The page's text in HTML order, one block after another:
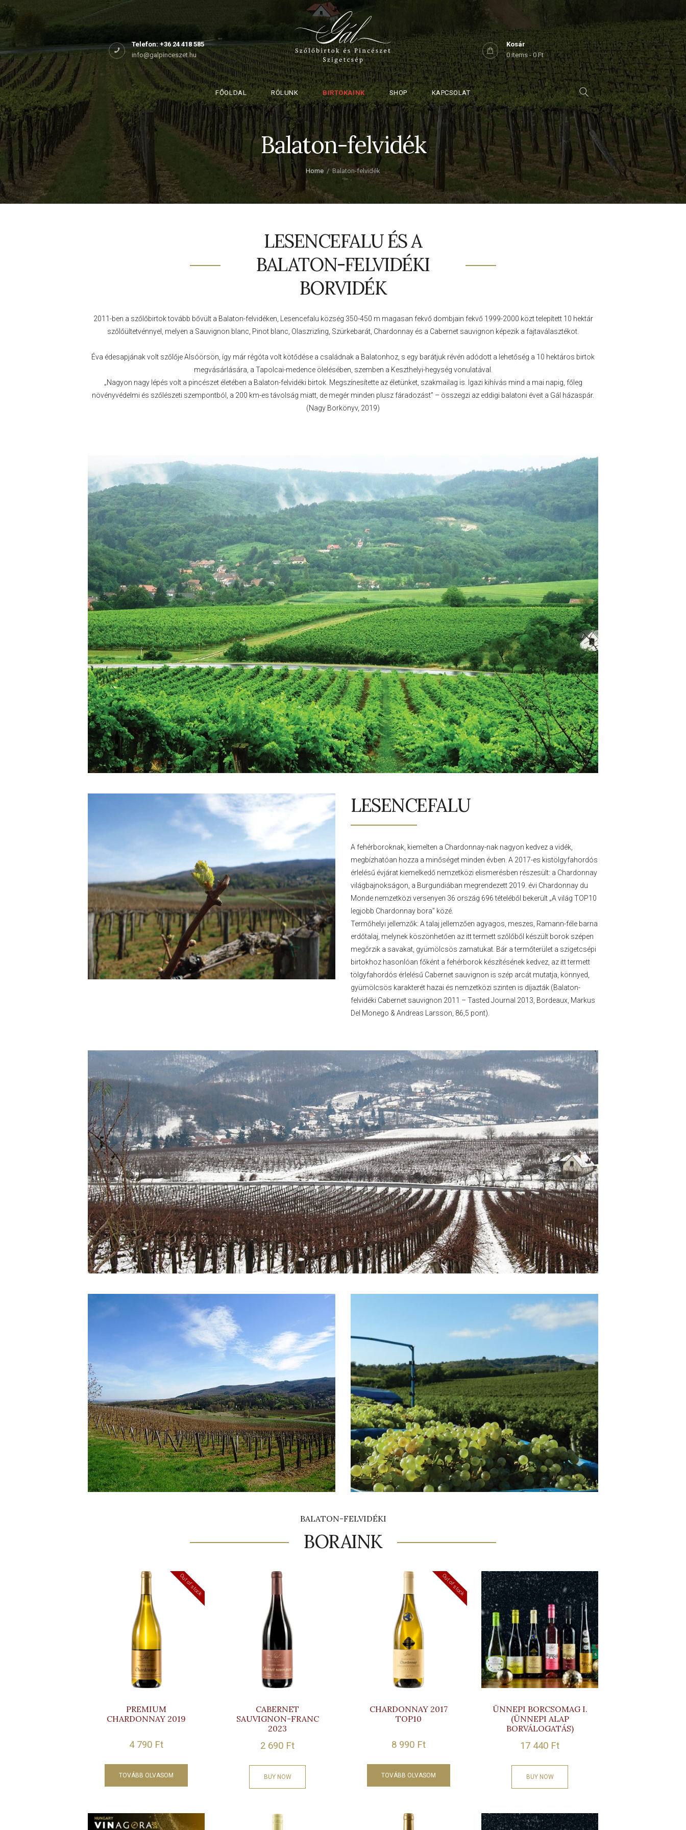
Telefon: +36 24 418 585
info@galpinceszet.hu
Kosár
0 items-0 Ft
FŐOLDAL RÓLUNK BIRTOKAINK SHOP KAPCSOLAT
Balaton-felvidék
Home Balaton-felvidék
Főoldal
Birtokaink
Shop
Kapcsolat
LESENCEFALU ÉS A
BALATON-FELVIDÉKI
BORVIDÉK
2011-ben a szőlőbirtok tovább bővült a Balaton-felvidéken, Lesencefalu község 350-450 m magasan fekvő dombjain fekvő 1999-2000 közt telepített 10 hektár
szőlőültetvénnyel, melyen a Sauvignon blanc, Pinot blanc, Olaszrizling, Szürkebarát, Chardonnay és a Cabernet sauvignon képezik a fajtaválasztékot.
Éva édesapjának volt szőlője Alsóörsön, így már régóta volt kötődése a családnak a Balatonhoz, s egy barátjuk révén adódott a lehetőség a 10 hektáros birtok
megvásárlására, a Tapolcai-medence ölelésében, szemben a Keszthelyi-hegység vonulatával.
„Nagyon nagy lépés volt a pincészet életében a Balaton-felvidéki birtok. Megszínesítette az életünket, szakmailag is. Igazi kihívás mind a mai napig, főleg
növényvédelmi és szőlészeti szempontból, a 200 km-es távolság miatt, de megér minden plusz fáradozást” – összegzi az eddigi balatoni éveit a Gál házaspár.
(Nagy Borkönyv, 2019)
LESENCEFALU
A fehérboroknak, kiemelten a Chardonnay-nak nagyon kedvez a vidék,
megbízhatóan hozza a minőséget minden évben. A 2017-es kistölgyfahordós
érlelésű évjárat kiemelkedő nemzetközi elismerésben részesült: a Chardonnay
világbajnokságon, a Burgundiában megrendezett 2019. évi Chardonnay du
Monde nemzetközi versenyen 36 ország 696 tételéből bekerült „A világ TOP10
legjobb Chardonnay bora” közé.
Termőhelyi jellemzők: A talaj jellemzően agyagos, meszes, Ramann-féle barna
erdőtalaj, melynek köszönhetően az itt termett szőlőből készült borok szépen
megőrzik a savakat, gyümölcsös zamatukat. Bár a termőterület a szigetcsépi
birtokhoz hasonlóan főként a fehérborok készítésének kedvez, az itt termett
tölgyfahordós érlelésű Cabernet sauvignon is szép arcát mutatja, könnyed,
gyümölcsös karakterét hazai és nemzetközi szinten is díjazták (Balaton-
felvidéki Cabernet sauvignon 2011 – Tasted Journal 2013, Bordeaux, Markus
Del Monego & Andreas Larsson, 86,5 pont).
BALATON-FELVIDÉKI
BORAINK
Out of stock
PREMIUM
CHARDONNAY 2019
4 790 Ft
TOVÁBB OLVASOM
CABERNET
SAUVIGNON-FRANC
2023
2 690 Ft
BUY NOW
Out of stock
CHARDONNAY 2017
TOP10
8 990 Ft
TOVÁBB OLVASOM
ÜNNEPI BORCSOMAG I.
(ÜNNEPI ALAP
BORVÁLOGATÁS)
17 440 Ft
BUY NOW